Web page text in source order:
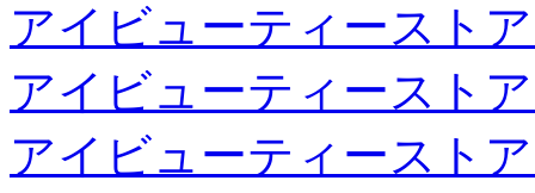
アイビューティースト
アイビューティースト
アイビューティースト